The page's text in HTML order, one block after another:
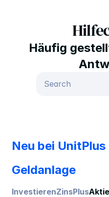
Häufig
Search
Neu bei UnitPlus
InvestierenZinsPlus
Geldanlage